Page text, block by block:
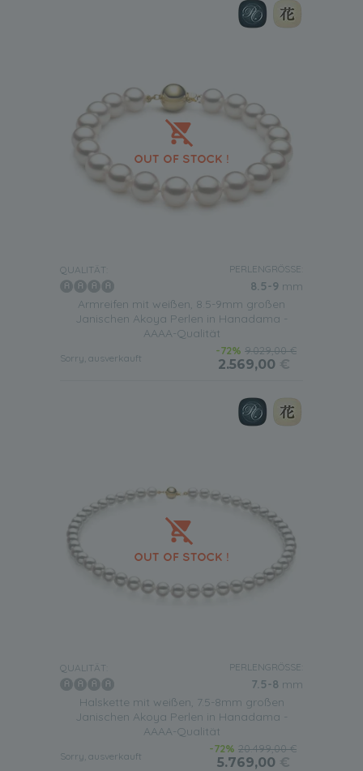
QUALITÄT: PERLENGRÖSSE:
8.5-9 mm
Armreifen mit weißen, 8.5-9mm großen
Janischen Akoya Perlen in Hanadama -
AAAA-Qualität
Sorry, ausverkauft
-72% 9.029,00 €
2.569,00 €
QUALITÄT: PERLENGRÖSSE:
7.5-8 mm
Halskette mit weißen, 7.5-8mm großen
Janischen Akoya Perlen in Hanadama -
AAAA-Qualität
Sorry, ausverkauft
-72% 20.499,00 €
5.769,00 €